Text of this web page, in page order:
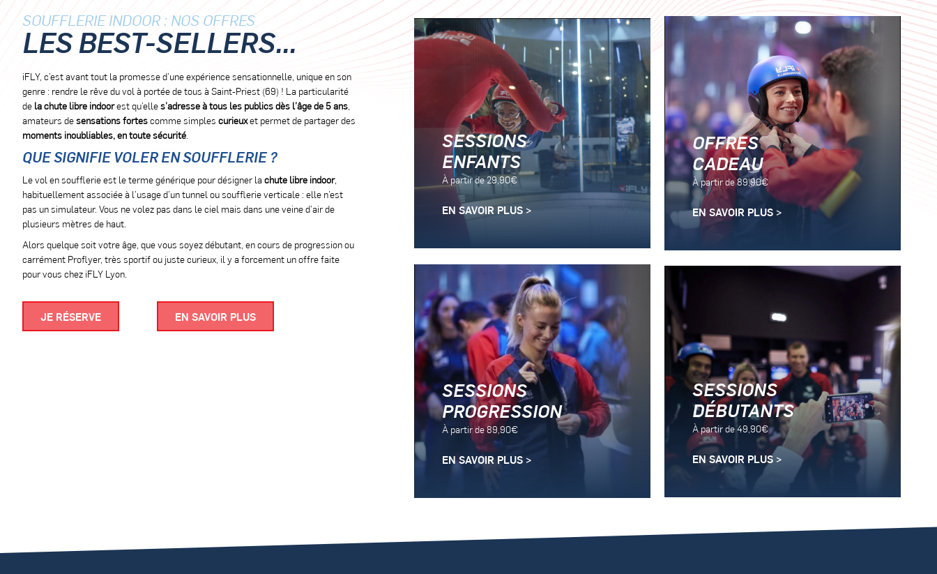
SOUFFLERIE INDOOR : NOS OFFRES
LES BEST-SELLERS...
iFLY, c’est avant tout la promesse d’une expérience sensationnelle, unique en son
genre : rendre le rêve du vol à portée de tous à Saint-Priest (69) ! La particularité
de la chute libre indoorest qu’elles’adresse à tous les publics dès l’âge de 5 ans
amateurs desensations fortescomme simples curieuxet permet de partager des
moments inoubliables, en toute sécurité
QUE SIGNIFIE VOLER EN SOUFFLERIE ?
Le vol en soufflerie est le terme générique pour désigner lachute libre indoor,
habituellement associée à l’usage d’un tunnel ou soufflerie verticale : elle n’est
pas un simulateur. Vous ne volez pas dans le ciel mais dans une veine d’air de
plusieurs mètres de haut.
Alors quelque soit votre âge, que vous soyez débutant, en cours de progression ou
carrément Proflyer, très sportif ou juste curieux, il y a forcement un offre faite
pour vous chez iFLY Lyon.
JE RÉSERVE EN SAVOIR PLUS
SESSIONS
ENFANTS
À partir de 29,90€
EN SAVOIR PLUS >
OFFRES
CADEAU
À partir de 89,90€
EN SAVOIR PLUS >
SESSIONS
PROGRESSION
À partir de 89,90€
EN SAVOIR PLUS >
SESSIONS
DÉBUTANTS
À partir de 49,90€
EN SAVOIR PLUS >